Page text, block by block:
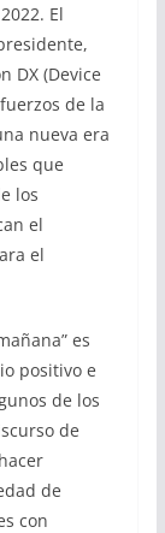
El
DX (Device
de la
nueva era
que
los
el
el
es
positivo e
de los
de
de
con